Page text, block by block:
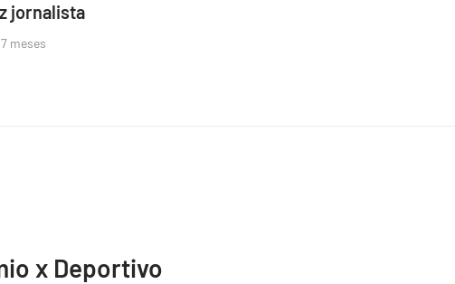
jornalista
meses
x Deportivo